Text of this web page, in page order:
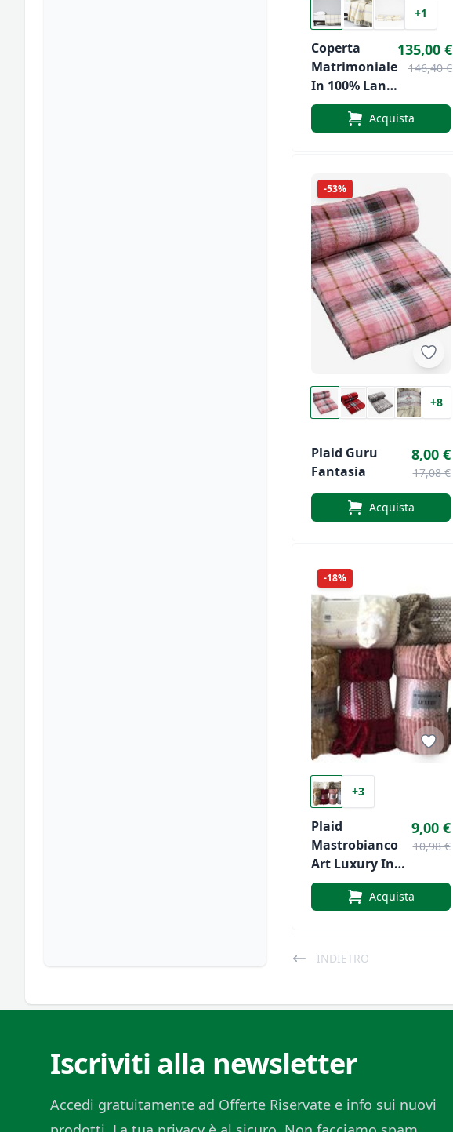
+1
Coperta
Matrimoniale
In 100% Lana
Vergine Di
Lanerossi
135,00 €
146,40 €
Acquista
-53%
+8
Plaid Guru
Fantasia
8,00 €
17,08 €
Acquista
-18%
+3
Plaid
Mastrobianco
Art Luxury In
Pile Tinta Unita
9,00 €
10,98 €
Acquista
INDIETRO
Iscriviti alla newsletter
Accedi gratuitamente ad Offerte Riservate e info sui nuovi